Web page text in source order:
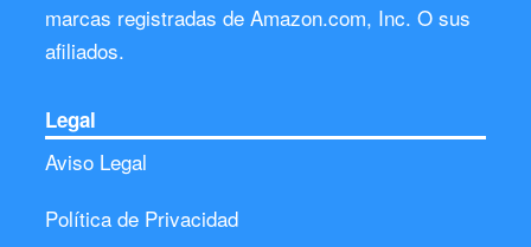
marcas registradas de Amazon.com, Inc. O sus
afiliados.
Legal
Aviso Legal
Política de Privacidad